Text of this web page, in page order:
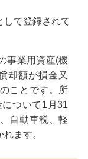
て登録されて
事業用資産(機
却額が損金又
ことです。所
ついて1月31
自動車税、軽
ます。